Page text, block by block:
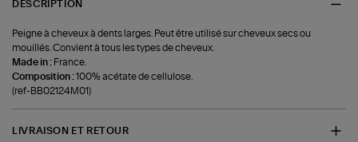
DESCRIPTION
Peigne à cheveux à dents larges. Peut être utilisé sur cheveux secs ou
mouillés. Convient à tous les types de cheveux.
Made in : France.
Composition :100% acétate de cellulose.
(ref-BB02124M01)
LIVRAISON ET RETOUR